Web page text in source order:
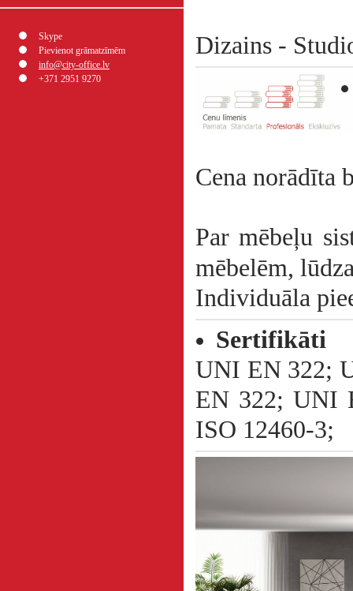
Skype
Pievienot grāmatzīmēm
info@city-office.lv
+371 2951 9270
Dizains -
Cena norādīta
Par mēbeļu
mēbelēm,
Individuāla
Sertifikāti
UNI EN 322;
EN 322; UNI
ISO 12460-3;